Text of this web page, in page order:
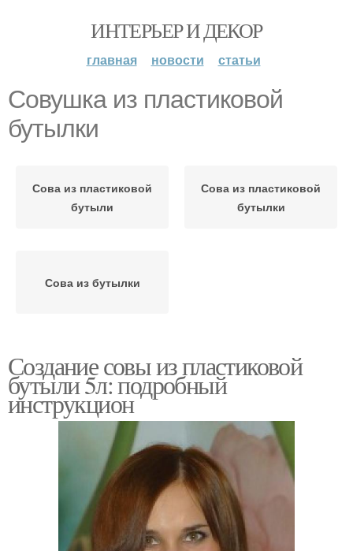
ИНТЕРЬЕР И ДЕКОР
главная новости статьи
Совушка из пластиковой
бутылки
Сова из пластиковой
бутыли
Сова из пластиковой
бутылки
Сова из бутылки
Создание совы из пластиковой
бутыли 5л: подробный
инструкцион